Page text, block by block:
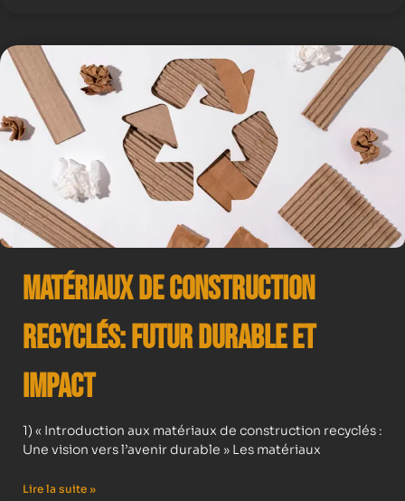
Matériaux de Construction
Recyclés: Futur Durable et
Impact
1) « Introduction aux matériaux de construction recyclés :
Une vision vers l’avenir durable » Les matériaux
Lire la suite »